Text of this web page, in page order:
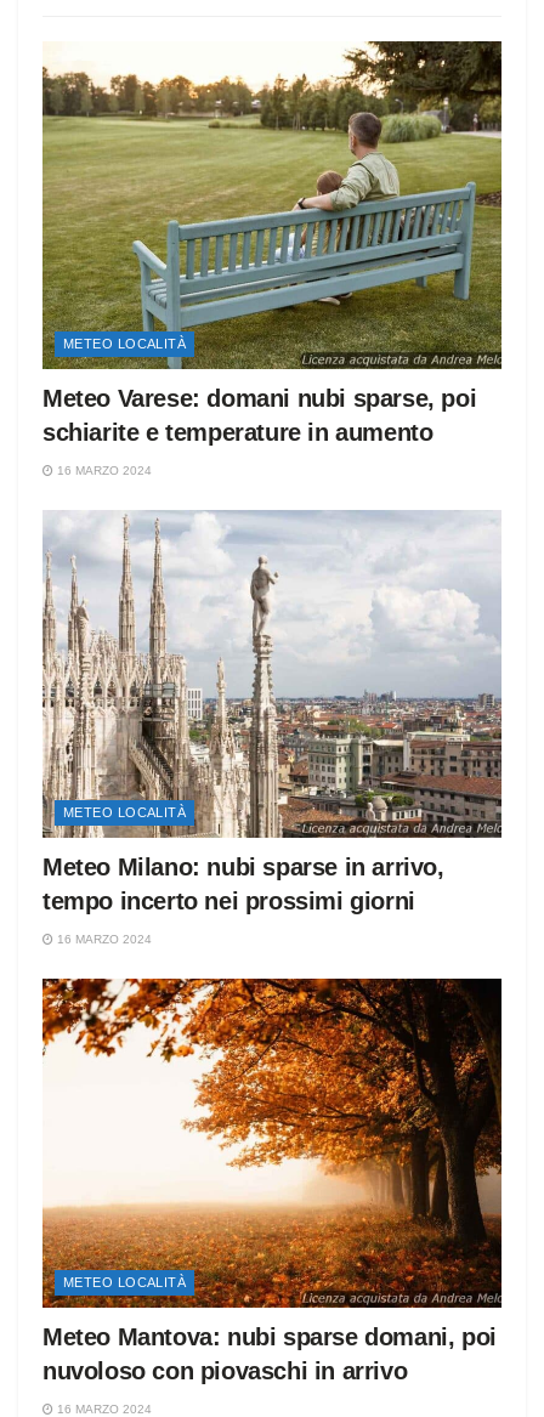
METEO LOCALITÀ
Meteo Varese: domani nubi sparse, poi
schiarite e temperature in aumento
16 MARZO 2024
METEO LOCALITÀ
Meteo Milano: nubi sparse in arrivo,
tempo incerto nei prossimi giorni
16 MARZO 2024
METEO LOCALITÀ
Meteo Mantova: nubi sparse domani, poi
nuvoloso con piovaschi in arrivo
16 MARZO 2024